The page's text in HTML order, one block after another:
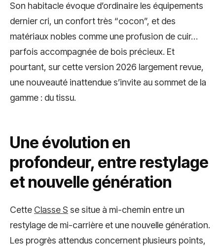
Son habitacle évoque d’ordinaire les équipements
dernier cri, un confort très “cocon”, et des
matériaux nobles comme une profusion de cuir…
parfois accompagnée de bois précieux. Et
pourtant, sur cette version 2026 largement revue,
une nouveauté inattendue s’invite au sommet de la
gamme : du tissu.
Une évolution en
profondeur, entre restylage
et nouvelle génération
Cette Classe S se situe à mi-chemin entre un
restylage de mi-carrière et une nouvelle génération.
Les progrès attendus concernent plusieurs points,